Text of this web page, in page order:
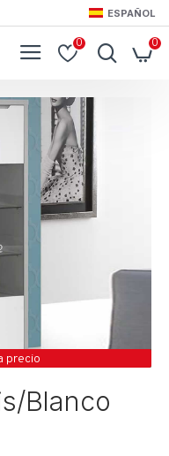
ESPAÑOL
0 0
precio
Blanco